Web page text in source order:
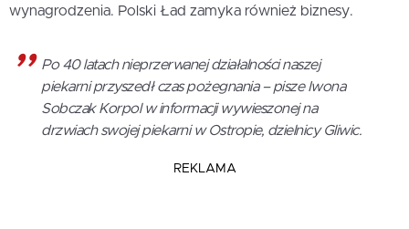
wynagrodzenia. Polski Ład zamyka również biznesy.
Po 40 latach nieprzerwanej działalności naszej
piekarni przyszedł czas pożegnania – pisze Iwona
Sobczak Korpol w informacji wywieszonej na
drzwiach swojej piekarni w Ostropie, dzielnicy Gliwic.
REKLAMA